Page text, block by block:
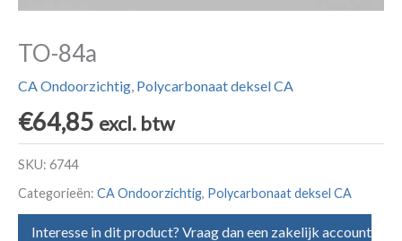
TO-84a
CA Ondoorzichtig, Polycarbonaat deksel CA
€64,85 excl. btw
SKU: 6744
Categorieën: CA Ondoorzichtig, Polycarbonaat deksel CA
Interesse in dit product? Vraag dan een zakelijk account